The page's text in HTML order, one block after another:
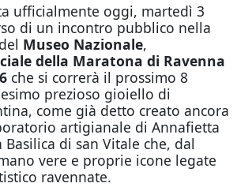
ufficialmente oggi, martedì 3
di un incontro pubblico nella
Museo Nazionale,
della Maratona di Ravenna
che si correrà il prossimo 8
prezioso gioiello di
come già detto creato ancora
artigianale di Annafietta
di san Vitale che, dal
vere e proprie icone legate
ravennate.